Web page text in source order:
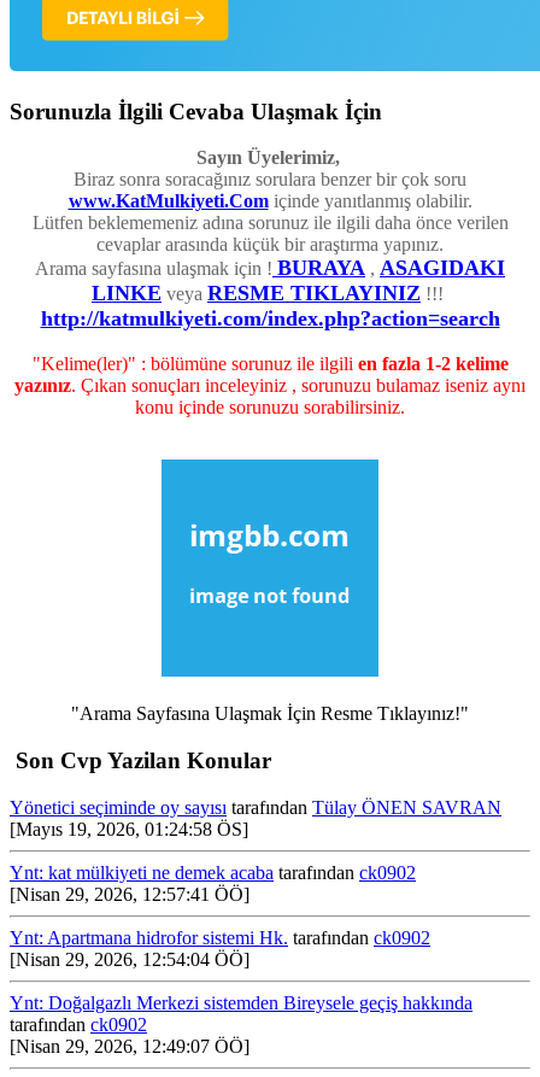
Sorunuzla İlgili Cevaba Ulaşmak İçin
Sayın Üyelerimiz,
Biraz sonra soracağınız sorulara benzer bir çok soru
www.KatMulkiyeti.Comiçinde yanıtlanmış olabilir.
Lütfen beklememeniz adına sorunuz ile ilgili daha önce verilen
cevaplar arasında küçük bir araştırma yapınız.
Arama sayfasına ulaşmak için ! BURAYA , ASAGIDAKI
LINKE veya RESME TIKLAYINIZ !!!
http://katmulkiyeti.com/index.php?action=search
"Kelime(ler)" : bölümüne sorunuz ile ilgili en fazla 1-2 kelime
yazınız. Çıkan sonuçları inceleyiniz , sorunuzu bulamaz iseniz aynı
konu içinde sorunuzu sorabilirsiniz.
"Arama Sayfasına Ulaşmak İçin Resme Tıklayınız!"
Son Cvp Yazilan Konular
Yönetici seçiminde oy sayısı tarafından Tülay ÖNEN SAVRAN
[Mayıs 19, 2026, 01:24:58 ÖS]
Ynt: kat mülkiyeti ne demek acaba tarafından ck0902
[Nisan 29, 2026, 12:57:41 ÖÖ]
Ynt: Apartmana hidrofor sistemi Hk. tarafından ck0902
[Nisan 29, 2026, 12:54:04 ÖÖ]
Ynt: Doğalgazlı Merkezi sistemden Bireysele geçiş hakkında
tarafından ck0902
[Nisan 29, 2026, 12:49:07 ÖÖ]